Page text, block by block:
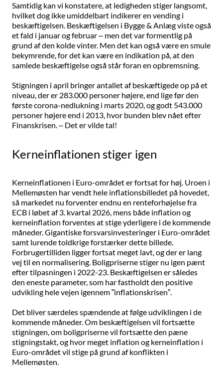
Samtidig kan vi konstatere, at ledigheden stiger langsomt,
hvilket dog ikke umiddelbart indikerer en vending i
beskæftigelsen. Beskæftigelsen i Bygge & Anlæg viste også
et fald i januar og februar – men det var formentlig på
grund af den kolde vinter. Men det kan også være en smule
bekymrende, for det kan være en indikation på, at den
samlede beskæftigelse også står foran en opbremsning.
Stigningen i april bringer antallet af beskæftigede op på et
niveau, der er 283.000 personer højere, end lige før den
første corona-nedlukning i marts 2020, og godt 543.000
personer højere end i 2013, hvor bunden blev nået efter
Finanskrisen. – Det er vilde tal!
Kerneinflationen stiger igen
Kerneinflationen i Euro-området er fortsat for høj. Uroen i
Mellemøsten har vendt hele inflationsbilledet på hovedet,
så markedet nu forventer endnu en renteforhøjelse fra
ECB i løbet af 3. kvartal 2026, mens både inflation og
kerneinflation forventes at stige yderligere i de kommende
måneder. Gigantiske forsvarsinvesteringer i Euro-området
samt lurende toldkrige forstærker dette billede.
Forbrugertilliden ligger fortsat meget lavt, og der er lang
vej til en normalisering. Boligpriserne stiger nu igen pænt
efter tilpasningen i 2022-23. Beskæftigelsen er således
den eneste parameter, som har fastholdt den positive
udvikling hele vejen igennem ”inflationskrisen”.
Det bliver særdeles spændende at følge udviklingen i de
kommende måneder. Om beskæftigelsen vil fortsætte
stigningen, om boligpriserne vil fortsætte den pæne
stigningstakt, og hvor meget inflation og kerneinflation i
Euro-området vil stige på grund af konflikten i
Mellemøsten.